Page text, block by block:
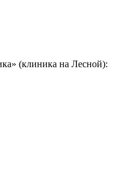
(клиника на Лесной):